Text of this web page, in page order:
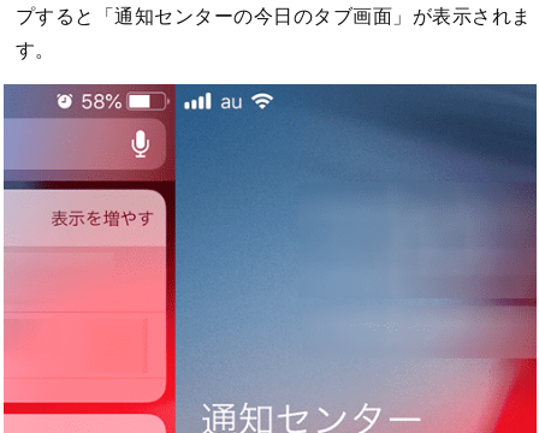
プすると「通知センターの今日のタブ画面」が表示されま
す。